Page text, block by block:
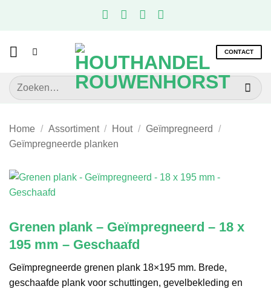
CONTACT
Zoeken
naar:
Home / Assortiment / Hout / Geïmpregneerd
/
Geïmpregneerde planken
Grenen plank – Geïmpregneerd – 18 x
195 mm – Geschaafd
Geïmpregneerde grenen plank 18×195 mm. Brede,
geschaafde plank voor schuttingen, gevelbekleding en